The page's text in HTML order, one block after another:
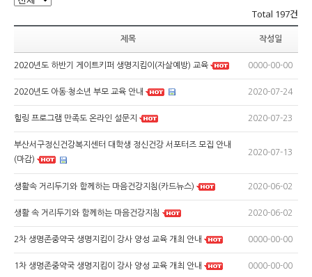
Total 197건
제목 작성일
2020년도 하반기 게이트키퍼 생명지킴이(자살예방) 교육 0000-00-00
2020년도 아동·청소년 부모 교육 안내 2020-07-24
힐링 프로그램 만족도 온라인 설문지 2020-07-23
부산서구정신건강복지센터 대학생 정신건강 서포터즈 모집 안내
(마감)
2020-07-13
생활속 거리두기와 함께하는 마음건강지침(카드뉴스) 2020-06-02
생활 속 거리두기와 함께하는 마음건강지침 2020-06-02
2차 생명존중약국 생명지킴이 강사 양성 교육 개최 안내 0000-00-00
1차 생명존중약국 생명지킴이 강사 양성 교육 개최 안내 0000-00-00